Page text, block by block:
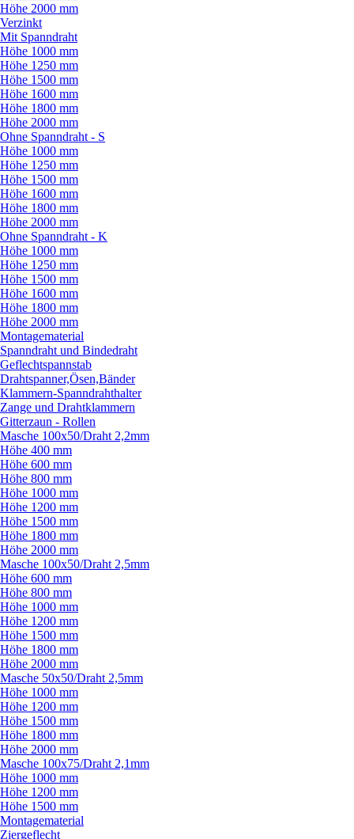
Höhe 2000 mm
Verzinkt
Mit Spanndraht
Höhe 1000 mm
Höhe 1250 mm
Höhe 1500 mm
Höhe 1600 mm
Höhe 1800 mm
Höhe 2000 mm
Ohne Spanndraht - S
Höhe 1000 mm
Höhe 1250 mm
Höhe 1500 mm
Höhe 1600 mm
Höhe 1800 mm
Höhe 2000 mm
Ohne Spanndraht - K
Höhe 1000 mm
Höhe 1250 mm
Höhe 1500 mm
Höhe 1600 mm
Höhe 1800 mm
Höhe 2000 mm
Montagematerial
Spanndraht und Bindedraht
Geflechtspannstab
Drahtspanner,Ösen,Bänder
Klammern-Spanndrahthalter
Zange und Drahtklammern
Gitterzaun - Rollen
Masche 100x50/Draht 2,2mm
Höhe 400 mm
Höhe 600 mm
Höhe 800 mm
Höhe 1000 mm
Höhe 1200 mm
Höhe 1500 mm
Höhe 1800 mm
Höhe 2000 mm
Masche 100x50/Draht 2,5mm
Höhe 600 mm
Höhe 800 mm
Höhe 1000 mm
Höhe 1200 mm
Höhe 1500 mm
Höhe 1800 mm
Höhe 2000 mm
Masche 50x50/Draht 2,5mm
Höhe 1000 mm
Höhe 1200 mm
Höhe 1500 mm
Höhe 1800 mm
Höhe 2000 mm
Masche 100x75/Draht 2,1mm
Höhe 1000 mm
Höhe 1200 mm
Höhe 1500 mm
Montagematerial
Ziergeflecht